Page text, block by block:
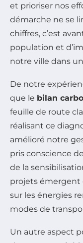
et prioriser nos
démarche ne se
chiffres, c’est
population et
notre ville dans
De notre
que le bilan
feuille de route
réalisant ce
amélioré notre
pris conscience
de la
projets émergent
sur les énergies
modes de
Un autre aspect